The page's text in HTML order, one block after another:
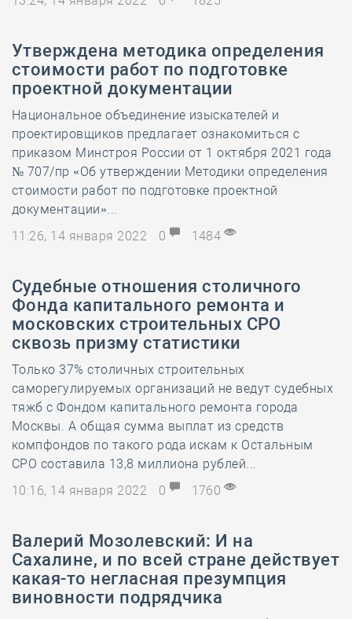
Утверждена методика определения
стоимости работ по подготовке
проектной документации
Национальное объединение изыскателей и
проектировщиков предлагает ознакомиться с
приказом Минстроя России от 1 октября 2021 года
№ 707/пр «Об утверждении Методики определения
стоимости работ по подготовке проектной
документации»...
11:26, 14 января 2022
0 1484
Судебные отношения столичного
Фонда капитального ремонта и
московских строительных СРО
сквозь призму статистики
Только 37% столичных строительных
саморегулируемых организаций не ведут судебных
тяжб с Фондом капитального ремонта города
Москвы. А общая сумма выплат из средств
компфондов по такого рода искам к Остальным
СРО составила 13,8 миллиона рублей...
10:16, 14 января 2022
0 1760
Валерий Мозолевский: И на
Сахалине, и по всей стране действует
какая-то негласная презумпция
виновности подрядчика